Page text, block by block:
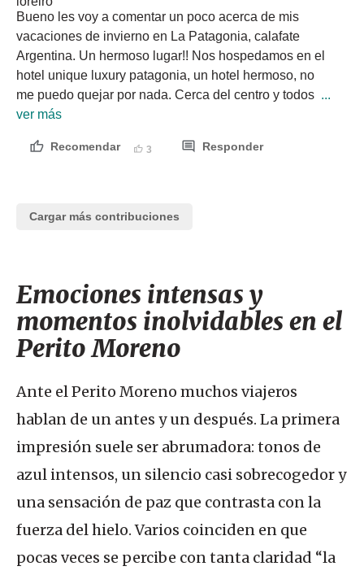
Bueno les voy a comentar un poco acerca de mis
vacaciones de invierno en La Patagonia, calafate
Argentina. Un hermoso lugar!! Nos hospedamos en el
hotel unique luxury patagonia, un hotel hermoso, no
me puedo quejar por nada. Cerca del centro y todos ...
ver más
Recomendar 3 Responder
Cargar más contribuciones
Emociones intensas y
momentos inolvidables en el
Perito Moreno
Ante el Perito Moreno muchos viajeros
hablan de un antes y un después. La primera
impresión suele ser abrumadora: tonos de
azul intensos, un silencio casi sobrecogedor y
una sensación de paz que contrasta con la
fuerza del hielo. Varios coinciden en que
pocas veces se percibe con tanta claridad “la